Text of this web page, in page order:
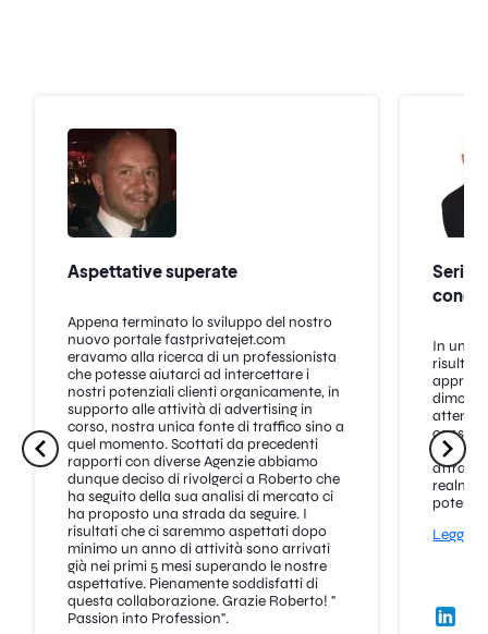
Faccio attenzione alle URL
finali di pubblicazione 🏆
Serve sempre fare attenzione a:
tenere alla larga pagine
con troppi reindirizzamenti
verificare che non ci siano
blocchi da istruzioni
scorrette sul file robots.txt
del sito ospitante
controllare che il sito
Aspettative superate
Appena terminato lo sviluppo del nostro
nuovo portale fastprivatejet.com
eravamo alla ricerca di un professionista
che potesse aiutarci ad intercettare i
nostri potenziali clienti organicamente, in
supporto alle attività di advertising in
corso, nostra unica fonte di traffico sino a
quel momento. Scottati da precedenti
rapporti con diverse Agenzie abbiamo
dunque deciso di rivolgerci a Roberto che
ha seguito della sua analisi di mercato ci
ha proposto una strada da seguire. I
risultati che ci saremmo aspettati dopo
minimo un anno di attività sono arrivati
già nei primi 5 mesi superando le nostre
aspettative. Pienamente soddisfatti di
questa collaborazione. Grazie Roberto! "
Passion into Profession".
Serio,
In un
risultati
attento
Leggi di